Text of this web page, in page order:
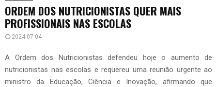
ORDEM DOS NUTRICIONISTAS QUER MAIS
PROFISSIONAIS NAS ESCOLAS
2024-07-04
A Ordem dos Nutricionistas defendeu hoje o aumento de
nutricionistas nas escolas e requereu uma reunião urgente ao
ministro da Educação, Ciência e Inovação, afirmando que